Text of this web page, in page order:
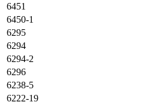
6451
6450-1
6295
6294
6294-2
6296
6238-5
6222-19